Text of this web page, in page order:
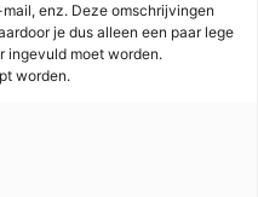
enz. Deze omschrijvingen
je dus alleen een paar lege
ingevuld moet worden.
worden.